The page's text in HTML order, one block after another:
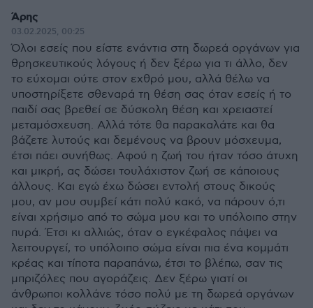
Άρης
03.02.2025, 00:25
Όλοι εσείς που είστε ενάντια στη δωρεά οργάνων για
θρησκευτικούς λόγους ή δεν ξέρω για τι άλλο, δεν
το εύχομαι ούτε στον εχθρό μου, αλλά θέλω να
υποστηρίξετε σθεναρά τη θέση σας όταν εσείς ή το
παιδί σας βρεθεί σε δύσκολη θέση και χρειαστεί
μεταμόσχευση. Αλλά τότε θα παρακαλάτε και θα
βάζετε λυτούς και δεμένους να βρουν μόσχευμα,
έτσι πάει συνήθως. Αφού η ζωή του ήταν τόσο άτυχη
και μικρή, ας δώσει τουλάχιστον ζωή σε κάποιους
άλλους. Και εγώ έχω δώσει εντολή στους δικούς
μου, αν μου συμβεί κάτι πολύ κακό, να πάρουν ό,τι
είναι χρήσιμο από το σώμα μου και το υπόλοιπο στην
πυρά. Έτσι κι αλλιώς, όταν ο εγκέφαλος πάψει να
λειτουργεί, το υπόλοιπο σώμα είναι πια ένα κομμάτι
κρέας και τίποτα παραπάνω, έτσι το βλέπω, σαν τις
μπριζόλες που αγοράζεις. Δεν ξέρω γιατί οι
άνθρωποι κολλάνε τόσο πολύ με τη δωρεά οργάνων